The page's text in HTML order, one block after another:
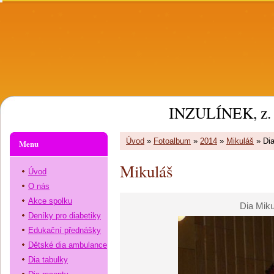
INZULÍNEK, z.
Úvod » Fotoalbum » 2014 » Mikuláš »
Mikuláš
Dia
Menu
Úvod
O nás
Akce spolku
Deníky pro diabetiky
Edukační přednášky
Dětské dia ambulance
Dia tabulky